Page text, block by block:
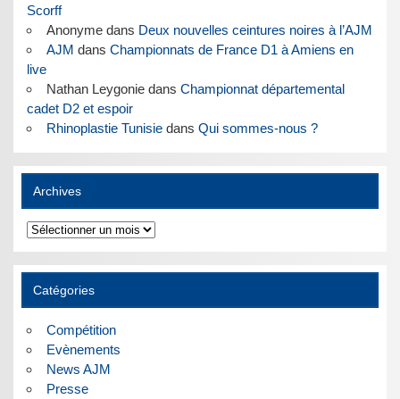
Scorff
Anonymedans Deux nouvelles ceintures noires à l’AJM
AJM dans Championnats de France D1 à Amiens en
live
Nathan Leygoniedans Championnat départemental
cadet D2 et espoir
Rhinoplastie Tunisiedans Qui sommes-nous ?
Archives
Archives
Catégories
Compétition
Evènements
News AJM
Presse